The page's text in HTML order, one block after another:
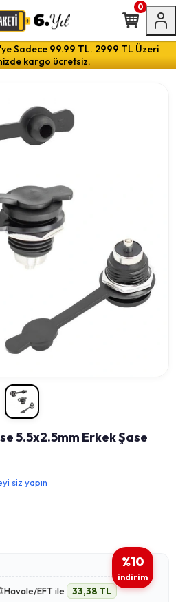
Sadece 99.99 TL. 2999 TL Üzeri
kargo ücretsiz.
0
5.5x2.5mm Erkek Şase
siz yapın
%10
indirim
Havale/EFT ile 33,38 TL